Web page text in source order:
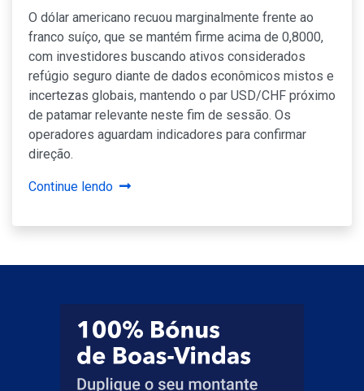
O dólar americano recuou marginalmente frente ao
franco suíço, que se mantém firme acima de 0,8000,
com investidores buscando ativos considerados
refúgio seguro diante de dados econômicos mistos e
incertezas globais, mantendo o par USD/CHF próximo
de patamar relevante neste fim de sessão. Os
operadores aguardam indicadores para confirmar
direção.
Continue lendo